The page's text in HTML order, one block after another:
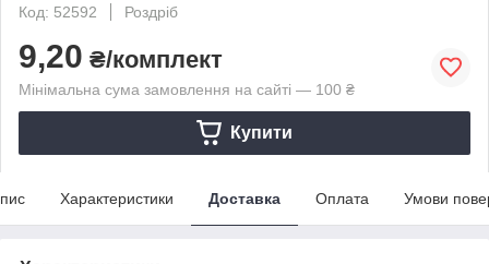
Код: 52592
Роздріб
9,20 ₴/комплект
Мінімальна сума замовлення на сайті — 100 ₴
Купити
Характеристики Доставка Оплата Умови